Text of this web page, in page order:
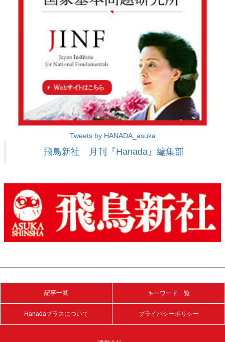
Tweets by HANADA_asuka
飛鳥新社 月刊『Hanada』編集部
記事一覧 キーワード一覧
Hanadaプラスについて プライバシーポリシー